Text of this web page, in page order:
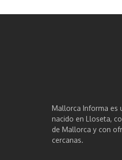
Mallorca Informa es
nacido en Lloseta,
de Mallorca y con
cercanas.